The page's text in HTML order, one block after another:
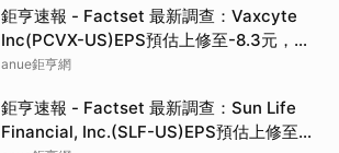
鉅亨速報 - Factset 最新調查：Vaxcyte
Inc(PCVX-US)EPS預估上修至-8.3元，預
估目標價為110.00元
anue鉅亨網
鉅亨速報 - Factset 最新調查：Sun Life
Financial, Inc.(SLF-US)EPS預估上修至